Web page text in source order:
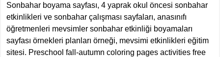
Sonbahar boyama sayfası, 4 yaprak okul öncesi sonbahar
etkinlikleri ve sonbahar çalışması sayfaları, anasınıfı
öğretmenleri mevsimler sonbahar etkinliği boyamaları
sayfası örnekleri planları örneği, mevsimi etkinlikleri eğitim
sitesi. Preschool fall-autumn coloring pages activities free